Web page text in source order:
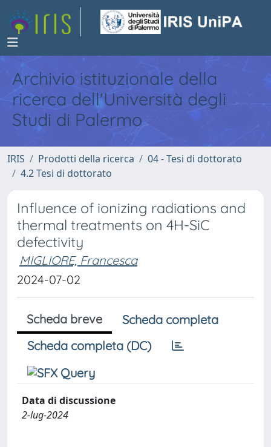
Archivio istituzionale della
ricerca dell'Università degli
Studi di Palermo
IRIS Prodotti della ricerca
04 - Tesi di dottorato
4.2 Tesi di dottorato
Influence of ionizing radiations and
thermal treatments on 4H-SiC
defectivity
MIGLIORE, Francesca
2024-07-02
Scheda breve
Scheda completa
Scheda completa (DC)
Data di discussione
2-lug-2024